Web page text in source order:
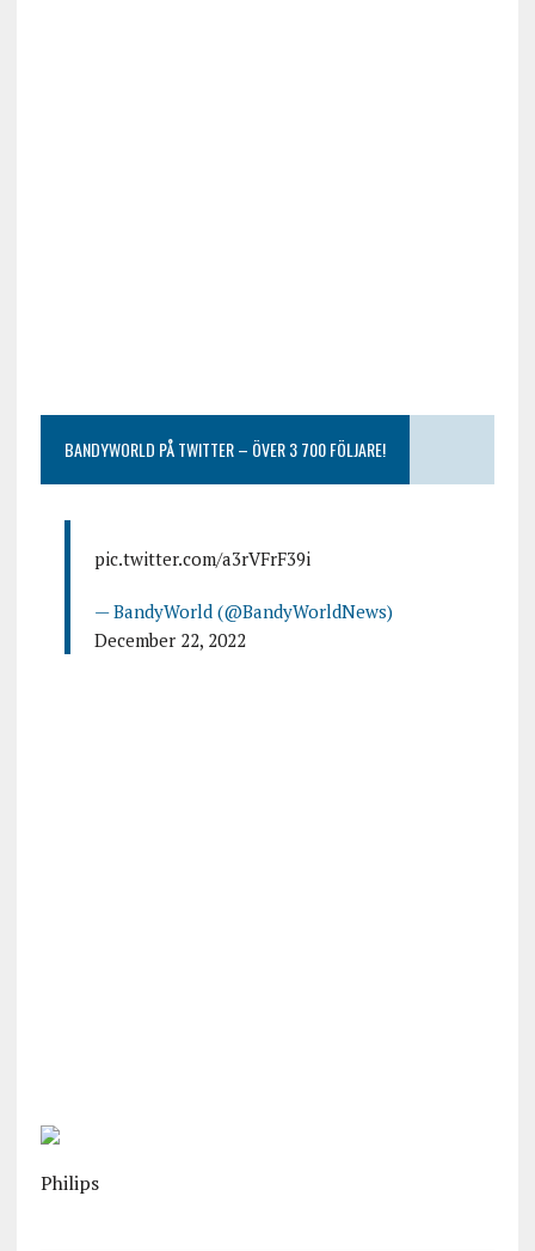
BANDYWORLD PÅ TWITTER – ÖVER 3 700 FÖLJARE!
pic.twitter.com/a3rVFrF39i
— BandyWorld (@BandyWorldNews)
December 22, 2022
Philips